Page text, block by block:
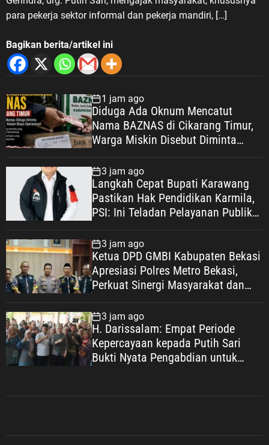
para pekerja sektor informal dan pekerja mandiri, […]
Bagikan berita/artikel ini
1 jam ago
Diduga Ada Oknum Mencatut
Nama BAZNAS di Cikarang Timur,
Warga Miskin Disebut Diminta
Operasional
3 jam ago
Langkah Cepat Bupati Karawang
Pastikan Hak Pendidikan Karmila,
PSI: Ini Teladan Pelayanan Publik
3 jam ago
Ketua DPD GMBI Kabupaten Bekasi
Apresiasi Polres Metro Bekasi,
Perkuat Sinergi Masyarakat dan
Kondusif
3 jam ago
H. Darissalam: Empat Periode
Kepercayaan kepada Putih Sari
Bukti Nyata Pengabdian untuk